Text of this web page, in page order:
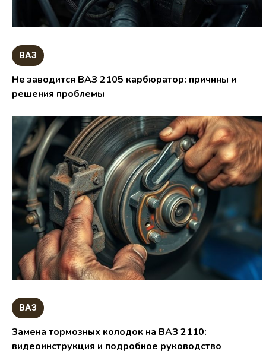
ВАЗ
Не заводится ВАЗ 2105 карбюратор: причины и
решения проблемы
ВАЗ
Замена тормозных колодок на ВАЗ 2110:
видеоинструкция и подробное руководство